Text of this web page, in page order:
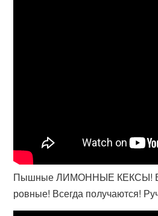
Пышные ЛИМОННЫЕ КЕКСЫ!
ровные! Всегда получаются!